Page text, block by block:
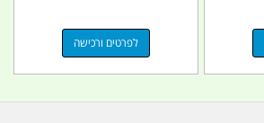
לפרטים ורכישה